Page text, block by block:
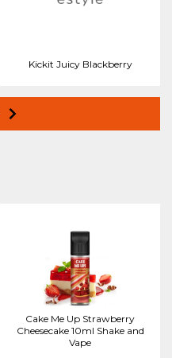
Kickit Juicy Blackberry
Cake Me Up Strawberry
Cheesecake 10ml Shake and
Vape